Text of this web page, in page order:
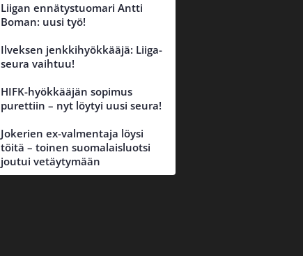
Liigan ennätystuomari Antti
Boman: uusi työ!
Ilveksen jenkkihyökkääjä: Liiga-
seura vaihtuu!
HIFK-hyökkääjän sopimus
purettiin – nyt löytyi uusi seura!
Jokerien ex-valmentaja löysi
töitä – toinen suomalaisluotsi
joutui vetäytymään